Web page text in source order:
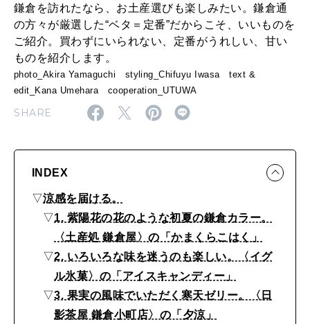
WORK&MONEY
いい人生って？
MAGAZINE
特集
2026年9月号「北海道 おいしく遊ぶ、夏のご褒美旅。」
2026年6月号「大銀座 トレンドが生まれる 新しい一流店へ。」
2026年5月号「“大好き”に出会いに。韓国」
2026年4月号「未来をつくる、学びの教科書。」
FOLLOW US!
い
い
。
必
ず
ば
れ
る
鎌倉を訪れたなら、お土産選びも楽しみたい。鎌倉通
の方々が厳選した“ベタ＝定番”だからこそ、いいものを
ご紹介。買わずにいられない、定番がうれしい、甘い
ものを紹介します。
photo_Akira Yamaguchi styling_Chifuyu Iwasa text &
edit_Kana Umehara cooperation_UTUWA
SHARE
INDEX
▽涼感を届ける。
▽1. 紫陽花の花のような初夏の鎌倉カラー。
〈土産処 鎌倉屋〉の「かまくらこはく」
▽2. いろいろな味を迷うのも楽しい。〈イグ
ル氷菓〉の「アイスキャンディー」
▽3. 果実の風味でいただく寒天ゼリー。〈日
影茶屋 鎌倉小町店〉の「夕涼」